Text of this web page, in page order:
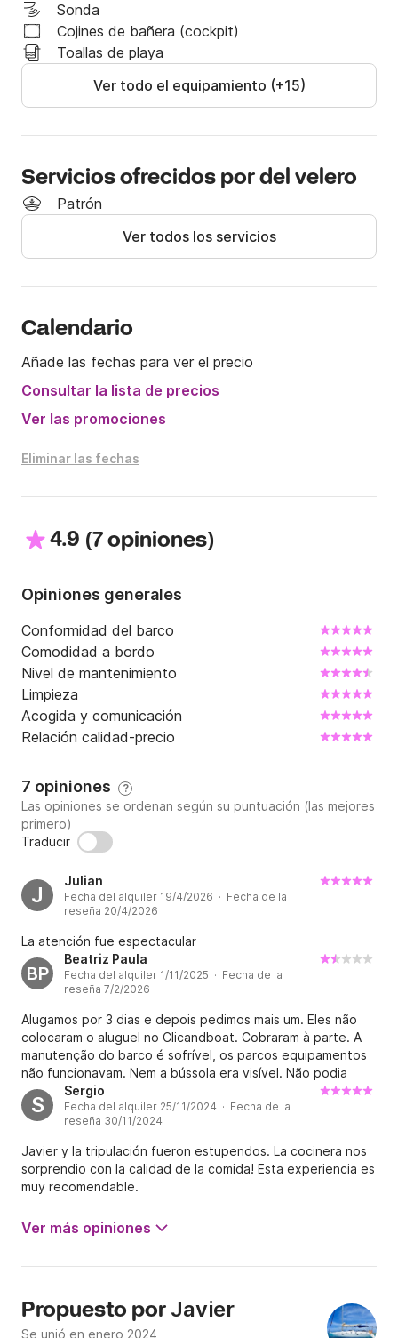
✔ Itinerario flexible
Navega por destinos increíbles como las Islas del
Rosario, Cholón, Barú, San Bernardo, Tintipán o
incluso San Blas (Panamá), disfrutando de aguas
Sonda
Cojines de bañera (cockpit)
Toallas de playa
Ver todo el equipamiento (+15)
Servicios ofrecidos por del velero
Patrón
Ver todos los servicios
Calendario
Añade las fechas para ver el precio
Consultar la lista de precios
Ver las promociones
Eliminar las fechas
4.9 (7 opiniones)
Opiniones generales
Conformidad del barco
Comodidad a bordo
Nivel de mantenimiento
Limpieza
Acogida y comunicación
Relación calidad-precio
7 opiniones ?
Las opiniones se ordenan según su puntuación (las mejores
primero)
Traducir
J
Julian
Fecha del alquiler 19/4/2026 · Fecha de la
reseña 20/4/2026
La atención fue espectacular
BP
Beatriz Paula
Fecha del alquiler 1/11/2025 · Fecha de la
reseña 7/2/2026
Alugamos por 3 dias e depois pedimos mais um. Eles não
colocaram o aluguel no Clicandboat. Cobraram à parte. A
manutenção do barco é sofrível, os parcos equipamentos
não funcionavam. Nem a bússola era visível. Não podia
navegar perto da costa porque não tinha ecobatimetro. A
geladeira não dava conta, para ela funcionar precisavam
ligar o motor, nenhuma placa solar. Sem água potável, aliás
viviam reclamando que as torneiras estavam abertas. Não
era verdade, tinha era entrada de ar na tubulação. Tanto
de água potável, como dos vasos, que eram não eram
elétricos, e não funcionavam.... Alimentação bem comum,
passou longe. Ventiladores de caminhão, nos dormitórios,
combinado 1 skipper e 1 tripulante, foram 3 pessoas.
custas. E a tripulação ficou brigando o temo todo e o
capitão deixou um de nós no timão para poder bater boca
S
Sergio
Fecha del alquiler 25/11/2024 · Fecha de la
reseña 30/11/2024
Javier y la tripulación fueron estupendos. La cocinera nos
sorprendio con la calidad de la comida! Esta experiencia es
muy recomendable.
Ver más opiniones
Propuesto por Javier
Se unió en enero 2024